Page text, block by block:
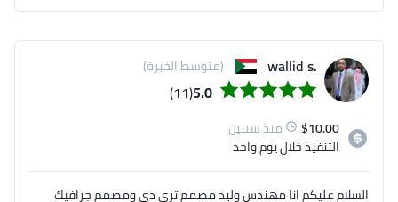
.wallid s (متوسط الخبرة)
5.0
(11)
$10.00
منذ سنتين
التنفيذخلال يوم واحد
السلام عليكم انا مهندس وليد مصمم ثري دي ومصمم جرافيك